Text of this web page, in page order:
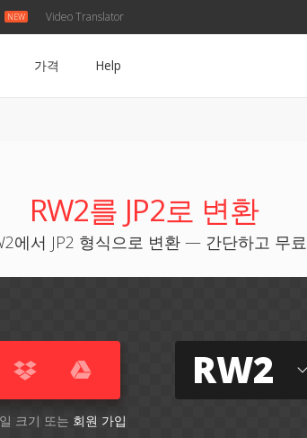
Video Translator
가격 Help
RW2를 JP2로 변환
에서 JP2 형식으로 변환 — 간단하고 무료
크기 또는 회원 가입
RW2